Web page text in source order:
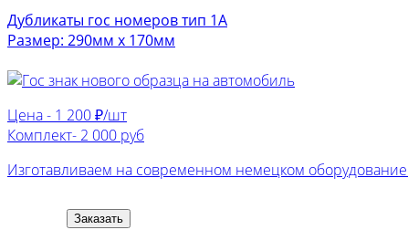
Дубликаты гос номеров тип 1А
Размер: 290мм х 170мм
Цена - 1 200 ₽/шт
Комплект- 2 000 руб
Изготавливаем на современном немецком
Заказать